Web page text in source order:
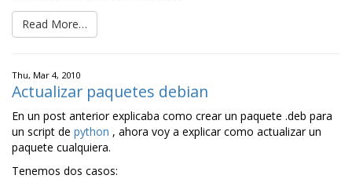
Read More…
Thu, Mar 4, 2010
Actualizar paquetes debian
En un post anterior explicaba como crear un paquete .deb para
un script de python , ahora voy a explicar como actualizar un
paquete cualquiera.
Tenemos dos casos: